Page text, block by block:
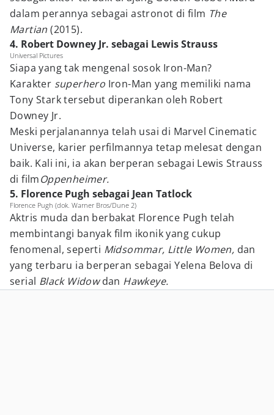
dalam perannya sebagai astronot di film The
Martian(2015).
4. Robert Downey Jr. sebagai Lewis Strauss
Universal Pictures
Siapa yang tak mengenal sosok Iron-Man?
Karakter superhero Iron-Man yang memiliki nama
Tony Stark tersebut diperankan oleh Robert
Downey Jr.
Meski perjalanannya telah usai di Marvel Cinematic
Universe, karier perfilmannya tetap melesat dengan
baik. Kali ini, ia akan berperan sebagai Lewis Strauss
di filmOppenheimer.
5. Florence Pugh sebagai Jean Tatlock
Florence Pugh (dok. Warner Bros/Dune 2)
Aktris muda dan berbakat Florence Pugh telah
membintangi banyak film ikonik yang cukup
fenomenal, seperti Midsommar, Little Women, dan
yang terbaru ia berperan sebagai Yelena Belova di
serial Black Widowdan Hawkeye.